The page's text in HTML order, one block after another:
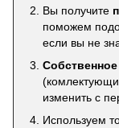
Вы получите
поможем
если вы не
изменить с
Используем